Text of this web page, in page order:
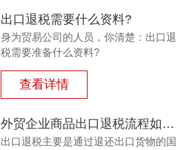
出口退税需要什么资料?
身为贸易公司的人员，你清楚：出口退
税需要准备什么资料?
查看详情
外贸企业商品出口退税流程如何？鸿裕以鞋业公司申请出口退税为例
出口退税主要是通过退还出口货物的国